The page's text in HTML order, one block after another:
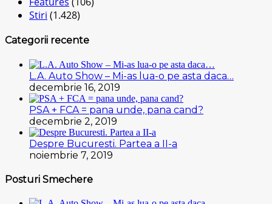
Stiri (1.428)
Categorii recente
L.A. Auto Show – Mi-as lua-o pe asta daca…
decembrie 16, 2019
PSA + FCA = pana unde, pana cand?
decembrie 2, 2019
Despre Bucuresti. Partea a II-a
noiembrie 7, 2019
Posturi Smechere